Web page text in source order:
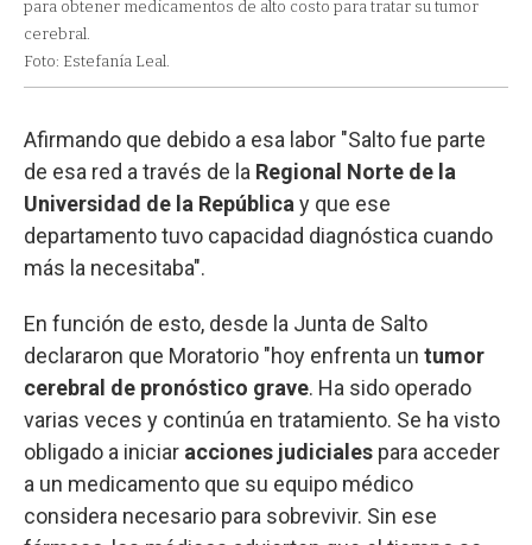
para obtener medicamentos de alto costo para tratar su tumor
cerebral.
Foto: Estefanía Leal.
Afirmando que debido a esa labor "Salto fue parte
de esa red a través de la Regional Norte de la
Universidad de la República y que ese
departamento tuvo capacidad diagnóstica cuando
más la necesitaba".
En función de esto, desde la Junta de Salto
declararon que Moratorio "hoy enfrenta un tumor
cerebral de pronóstico grave. Ha sido operado
varias veces y continúa en tratamiento. Se ha visto
obligado a iniciar acciones judiciales para acceder
a un medicamento que su equipo médico
considera necesario para sobrevivir. Sin ese